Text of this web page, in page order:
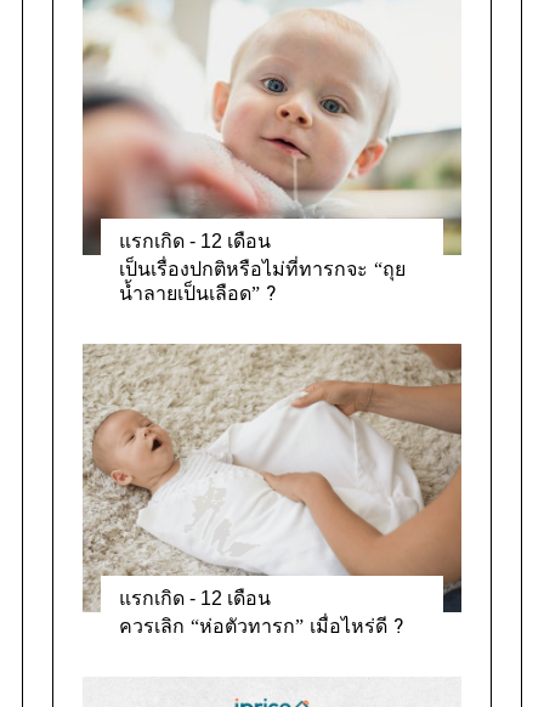
r
i
e
s
แรกเกิด - 12 เดือน
เป็นเรื่องปกติหรือไม่ที่ทารกจะ “ถุย
น้ำลายเป็นเลือด” ?
แรกเกิด - 12 เดือน
ควรเลิก “ห่อตัวทารก” เมื่อไหร่ดี ?